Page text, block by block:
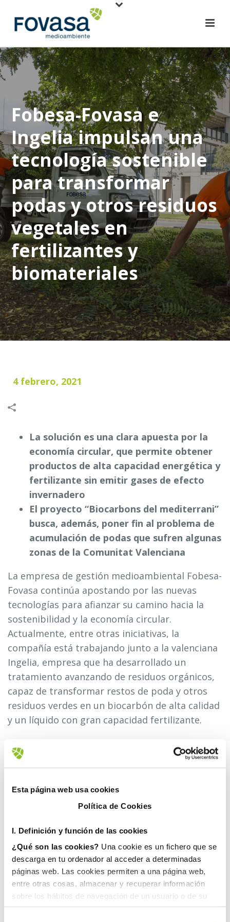
Esta página web usa cookies
Política de Cookies
I. Definición y función de las cookies
¿Qué son las cookies? Una cookie es un fichero que se
descarga en tu ordenador al acceder a determinadas
páginas web. Las cookies permiten a una página web,
entre otras cosas, almacenar y recuperar información
sobre los hábitos de navegación de un usuario o de su
equipo y, dependiendo de la información que contengan y
Fobesa-Fovasa e
Ingelia impulsan una
tecnología sostenible
para transformar
podas y otros residuos
vegetales en
fertilizantes y
biomateriales
4 febrero, 2021
La solución es una clara apuesta por la
economía circular, que permite obtener
productos de alta capacidad energética y
fertilizante sin emitir gases de efecto
invernadero
El proyecto “Biocarbons del mediterrani”
busca, además, poner fin al problema de
acumulación de podas que sufren algunas
zonas de la Comunitat Valenciana
La empresa de gestión medioambiental Fobesa-
Fovasa continúa apostando por las nuevas
tecnologías para afianzar su camino hacia la
sostenibilidad y la economía circular.
Actualmente, entre otras iniciativas, la
compañía está trabajando junto a la valenciana
Ingelia, empresa que ha desarrollado un
tratamiento avanzando de residuos orgánicos,
capaz de transformar restos de poda y otros
residuos verdes en un biocarbón de alta calidad
y un líquido con gran capacidad fertilizante.
El proyecto, recogido bajo el nombre
“Biocarbons del mediterrani”, surge del
de Grupo Gimeno de buscar nuevas vías para
dar una segunda vida a los residuos, así como
volumen de podas generado en los hogares
valencianos.
Y es que gracias a esta solución, las podas y
otros residuos vegetales son devueltos al
mercado en forma de productos de elevada